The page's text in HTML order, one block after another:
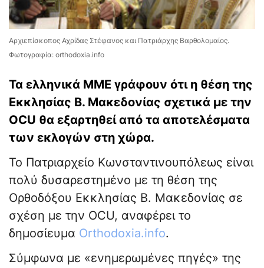
Αρχιεπίσκοπος Αχρίδας Στέφανος και Πατριάρχης Βαρθολομαίος.
Φωτογραφία: orthodoxia.info
Τα ελληνικά ΜΜΕ γράφουν ότι η θέση της
Εκκλησίας Β. Μακεδονίας σχετικά με την
OCU θα εξαρτηθεί από τα αποτελέσματα
των εκλογών στη χώρα.
Το Πατριαρχείο Κωνσταντινουπόλεως είναι
πολύ δυσαρεστημένο με τη θέση της
Ορθοδόξου Εκκλησίας Β. Μακεδονίας σε
σχέση με την OCU, αναφέρει το
δημοσίευμα Orthodoxia.info.
Σύμφωνα με «ενημερωμένες πηγές» της